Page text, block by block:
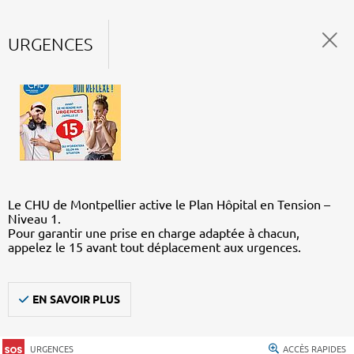
URGENCES
Le CHU de Montpellier active le Plan Hôpital en Tension –
Niveau 1.
Pour garantir une prise en charge adaptée à chacun,
appelez le 15 avant tout déplacement aux urgences.
EN SAVOIR PLUS
URGENCES ACCÈS RAPIDES